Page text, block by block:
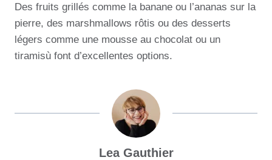
Des fruits grillés comme la banane ou l’ananas sur la
pierre, des marshmallows rôtis ou des desserts
légers comme une mousse au chocolat ou un
tiramisù font d’excellentes options.
Lea Gauthier